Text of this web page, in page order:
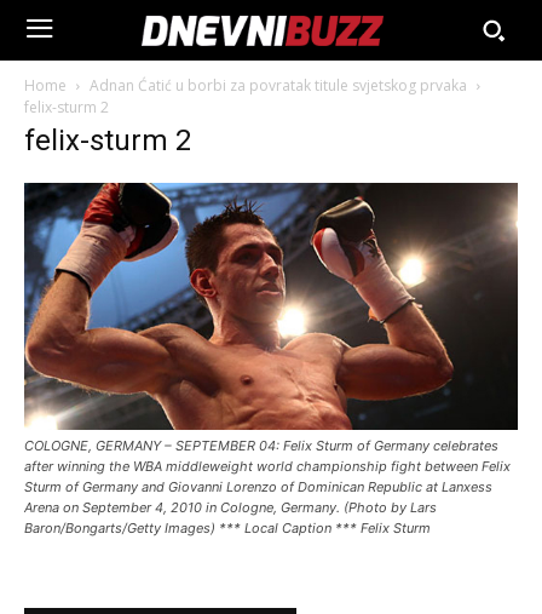
Home
Adnan Ćatić u borbi za povratak titule svjetskog prvaka
felix-sturm 2
felix-sturm 2
COLOGNE, GERMANY – SEPTEMBER 04: Felix Sturm of Germany celebrates
after winning the WBA middleweight world championship fight between Felix
Sturm of Germany and Giovanni Lorenzo of Dominican Republic at Lanxess
Arena on September 4, 2010 in Cologne, Germany. (Photo by Lars
Baron/Bongarts/Getty Images) *** Local Caption *** Felix Sturm